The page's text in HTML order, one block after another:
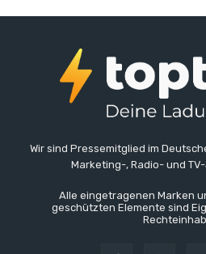
Wir sind Pressemitglied im
Marketing-, Radio- und
Alle eingetragenen Marken
geschützten Elemente sind